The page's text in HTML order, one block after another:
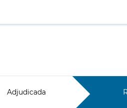
Adjudicada